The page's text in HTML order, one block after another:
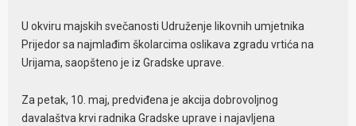
U okviru majskih svečanosti Udruženje likovnih umjetnika
Prijedor sa najmlađim školarcima oslikava zgradu vrtića na
Urijama, saopšteno je iz Gradske uprave.
Za petak, 10. maj, predviđena je akcija dobrovoljnog
davalaštva krvi radnika Gradske uprave i najavljena